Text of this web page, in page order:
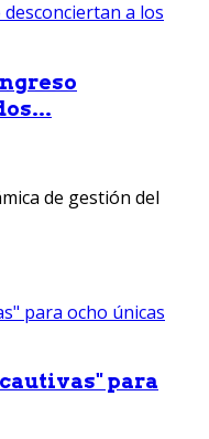
de gestión del
para